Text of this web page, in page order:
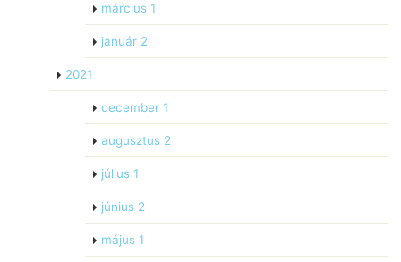
március 1
január 2
2021
december 1
augusztus 2
július 1
június 2
május 1